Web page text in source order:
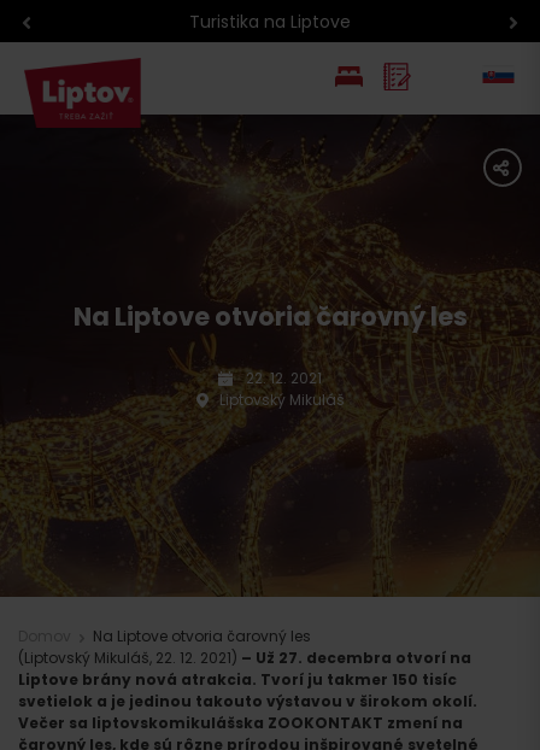
Turistika na Liptove
PL
share
Na Liptove otvoria čarovný les
22. 12. 2021
Liptovský Mikuláš
Na Liptove otvoria čarovný les
(Liptovský Mikuláš, 22. 12. 2021) – Už 27. decembra otvorí na
Liptove brány nová atrakcia. Tvorí ju takmer 150 tisíc
svetielok a je jedinou takouto výstavou v širokom okolí.
Večer sa liptovskomikulášska ZOOKONTAKT zmení na
čarovný les, kde sú rôzne prírodou inšpirované svetelné